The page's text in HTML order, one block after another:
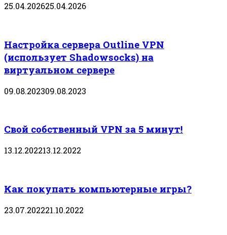
25.04.202625.04.2026
Настройка сервера Outline VPN
(использует Shadowsocks) на
виртуальном сервере
09.08.202309.08.2023
Свой собственный VPN за 5 минут!
13.12.202213.12.2022
Как покупать компьютерные игры?
23.07.202221.10.2022